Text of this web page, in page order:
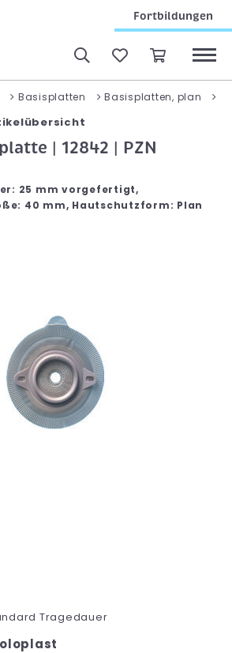
Fortbildungen
Basisplatten Basisplatten, plan
| 12842 | PZN
25 mm vorgefertigt,
40 mm, Hautschutzform: Plan
Tragedauer